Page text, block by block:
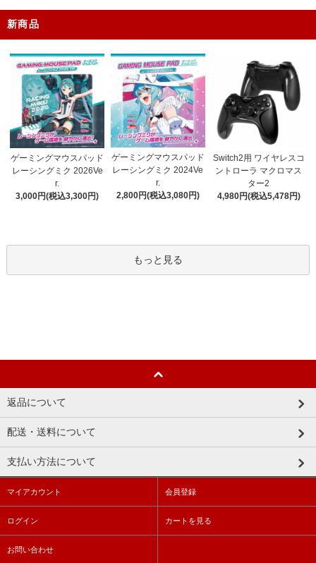
新商品
ゲーミングマウスパッド
レーシングミク 2026Ve
r.
3,000円(税込3,300円)
ゲーミングマウスパッド
レーシングミク 2024Ve
r.
2,800円(税込3,080円)
Switch2用 ワイヤレスコ
ントローラ マクロマス
ター2
4,980円(税込5,478円)
もっと見る
返品について
配送・送料について
支払い方法について
マイアカウント 会員登録
ログイン カートを見る
お問い合わせ